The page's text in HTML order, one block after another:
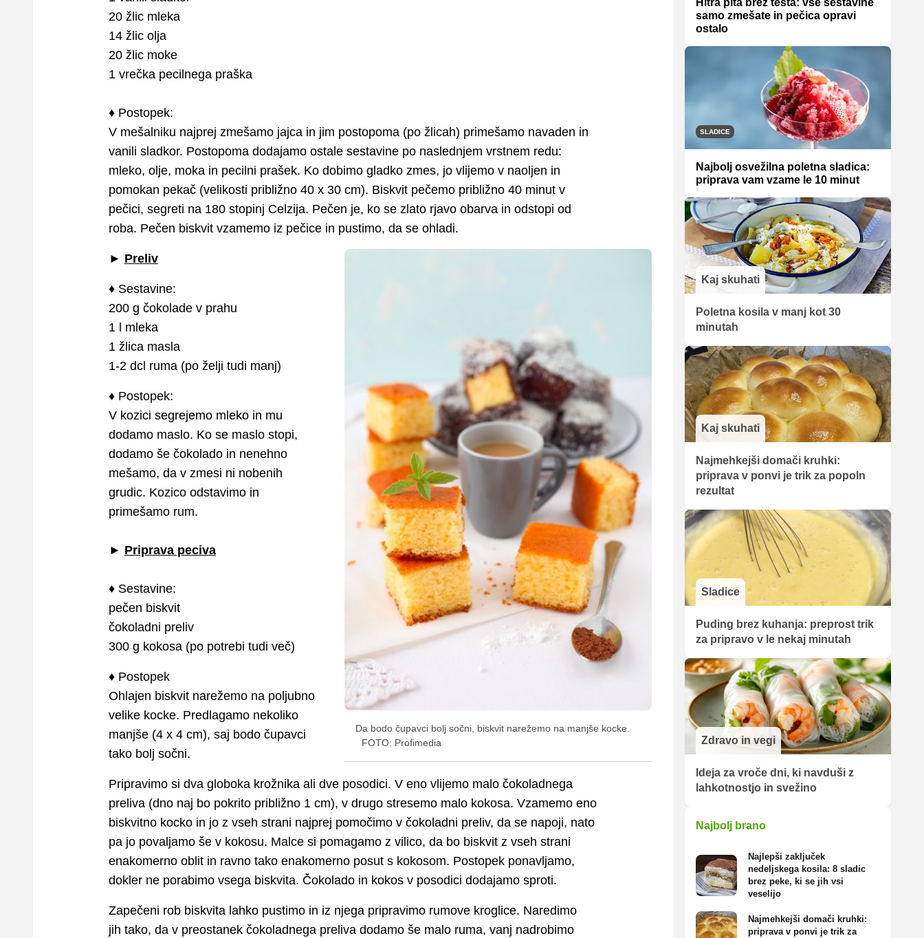
20 žlic mleka
14 žlic olja
20 žlic moke
1 vrečka pecilnega praška
♦ Postopek:
V mešalniku najprej zmešamo jajca in jim postopoma (po žlicah) primešamo navaden in
vanili sladkor. Postopoma dodajamo ostale sestavine po naslednjem vrstnem redu:
mleko, olje, moka in pecilni prašek. Ko dobimo gladko zmes, jo vlijemo v naoljen in
pomokan pekač (velikosti približno 40 x 30 cm). Biskvit pečemo približno 40 minut v
pečici, segreti na 180 stopinj Celzija. Pečen je, ko se zlato rjavo obarva in odstopi od
roba. Pečen biskvit vzamemo iz pečice in pustimo, da se ohladi.
Da bodo čupavci bolj sočni, biskvit narežemo na manjše kocke.
FOTO: Profimedia
► Preliv
♦ Sestavine:
200 g čokolade v prahu
1 l mleka
1 žlica masla
1-2 dcl ruma (po želji tudi manj)
♦ Postopek:
V kozici segrejemo mleko in mu
dodamo maslo. Ko se maslo stopi,
dodamo še čokolado in nenehno
mešamo, da v zmesi ni nobenih
grudic. Kozico odstavimo in
primešamo rum.
► Priprava peciva
♦ Sestavine:
pečen biskvit
čokoladni preliv
300 g kokosa (po potrebi tudi več)
♦ Postopek
Ohlajen biskvit narežemo na poljubno
velike kocke. Predlagamo nekoliko
manjše (4 x 4 cm), saj bodo čupavci
tako bolj sočni.
Pripravimo si dva globoka krožnika ali dve posodici. V eno vlijemo malo čokoladnega
preliva (dno naj bo pokrito približno 1 cm), v drugo stresemo malo kokosa. Vzamemo eno
biskvitno kocko in jo z vseh strani najprej pomočimo v čokoladni preliv, da se napoji, nato
pa jo povaljamo še v kokosu. Malce si pomagamo z vilico, da bo biskvit z vseh strani
enakomerno oblit in ravno tako enakomerno posut s kokosom. Postopek ponavljamo,
dokler ne porabimo vsega biskvita. Čokolado in kokos v posodici dodajamo sproti.
Zapečeni rob biskvita lahko pustimo in iz njega pripravimo rumove kroglice. Naredimo
jih tako, da v preostanek čokoladnega preliva dodamo še malo ruma, vanj nadrobimo
Hitra pita brez testa: vse sestavine
samo zmešate in pečica opravi
ostalo
SLADICE
Najbolj osvežilna poletna sladica:
priprava vam vzame le 10 minut
Kaj skuhati
Poletna kosila v manj kot 30
minutah
Kaj skuhati
Najmehkejši domači kruhki:
priprava v ponvi je trik za popoln
rezultat
Sladice
Puding brez kuhanja: preprost trik
za pripravo v le nekaj minutah
Zdravo in vegi
Ideja za vroče dni, ki navduši z
lahkotnostjo in svežino
Najbolj brano
Najlepši zaključek
nedeljskega kosila: 8 sladic
brez peke, ki se jih vsi
veselijo
Najmehkejši domači kruhki:
priprava v ponvi je trik za